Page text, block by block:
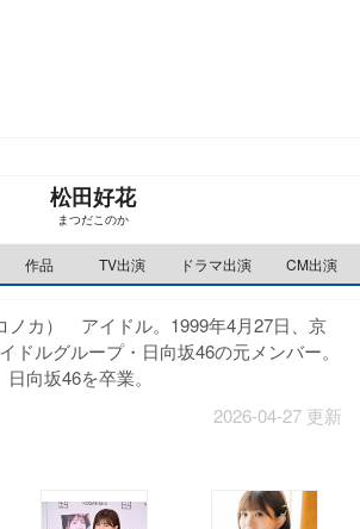
松田好花
まつだこのか
作品 TV出演 ドラマ出演 CM出演
ノカ） アイドル。1999年4月27日、京
ドルグループ・日向坂46の元メンバー。
向坂46を卒業。
2026-04-27 更新